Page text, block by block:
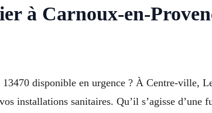
à Carnoux-en-
disponible en urgence ? À Centre-ville,
installations sanitaires. Qu’il s’agisse